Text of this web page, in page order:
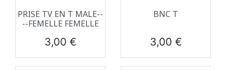
PRISE TV EN T MALE--
--FEMELLE FEMELLE
Prix
3,00 €
BNC T
Prix
3,00 €